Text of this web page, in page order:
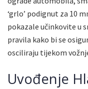
‘grlo’ podignut za 10
pokazale učinkovite u
pravila kako bi se
osciliraju tijekom
Uvođenje